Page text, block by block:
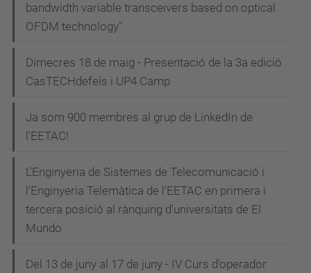
bandwidth variable transceivers based on optical
OFDM technology"
Dimecres 18 de maig - Presentació de la 3a edició
CasTECHdefels i UP4 Camp
Ja som 900 membres al grup de LinkedIn de
l'EETAC!
L'Enginyeria de Sistemes de Telecomunicació i
l'Enginyeria Telemàtica de l'EETAC en primera i
tercera posició al rànquing d'universitats de El
Mundo
Del 13 de juny al 17 de juny - IV Curs d'operador